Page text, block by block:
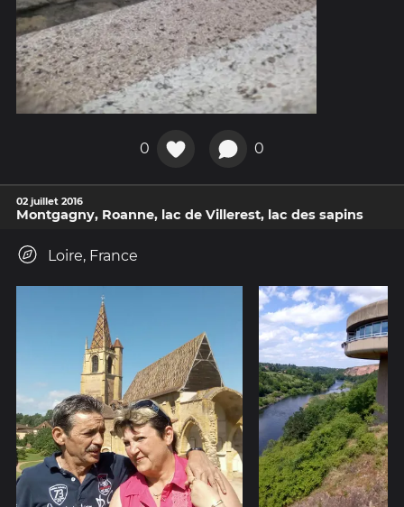
0 0
02 juillet 2016
Montgagny, Roanne, lac de Villerest, lac des sapins
Loire, France